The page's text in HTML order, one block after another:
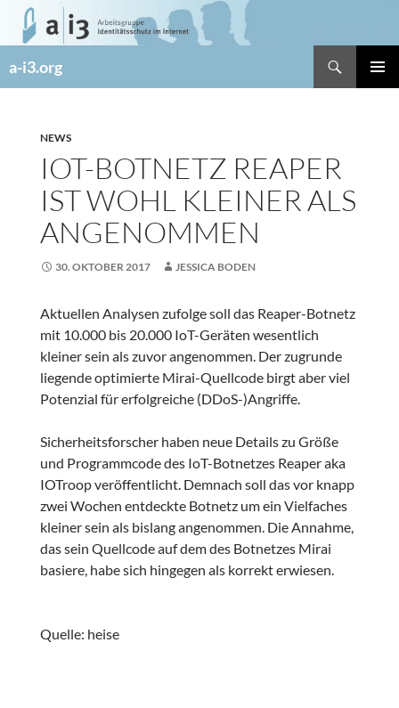
Zum
Inhalt
a-i3.org
NEWS
IOT-BOTNETZ REAPER
IST WOHL KLEINER ALS
ANGENOMMEN
30. OKTOBER 2017 JESSICA BODEN
Aktuellen Analysen zufolge soll das Reaper-Botnetz
mit 10.000 bis 20.000 IoT-Geräten wesentlich
kleiner sein als zuvor angenommen. Der zugrunde
liegende optimierte Mirai-Quellcode birgt aber viel
Potenzial für erfolgreiche (DDoS-)Angriffe.
Sicherheitsforscher haben neue Details zu Größe
und Programmcode des IoT-Botnetzes Reaper aka
IOTroop veröffentlicht. Demnach soll das vor knapp
zwei Wochen entdeckte Botnetz um ein Vielfaches
kleiner sein als bislang angenommen. Die Annahme,
das sein Quellcode auf dem des Botnetzes Mirai
basiere, habe sich hingegen als korrekt erwiesen.
Quelle: heise